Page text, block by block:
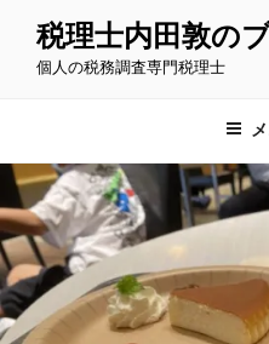
ス
キ
ッ
プ
税理士内田敦の
個人の税務調査専門税理士